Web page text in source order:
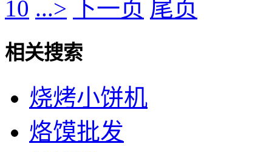
10 ...> 下一页 尾页
相关搜索
烧烤小饼机
烙馍批发